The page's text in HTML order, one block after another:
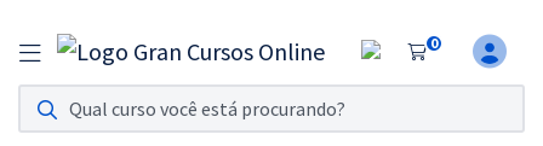
0
Assinatura Ilimitada 11
Acesso a todos os cursos. Teste grátis por 7 dias!